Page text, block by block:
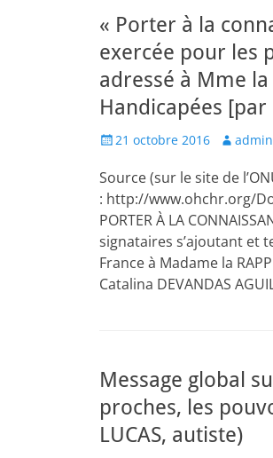
« Porter à la
exercée pour les
adressé à Mme
Handicapées
Posted
21 octobre 2016 Author
Source (sur le site de
: http://www.ohchr.org/
PORTER À LA
signataires s’ajoutant et
France à Madame la
Catalina DEVANDAS
Message global
proches, les
LUCAS, autiste)